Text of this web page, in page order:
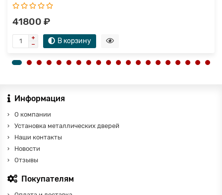
41800 ₽
В корзину
Информация
О компании
Установка металлических дверей
Наши контакты
Новости
Отзывы
Покупателям